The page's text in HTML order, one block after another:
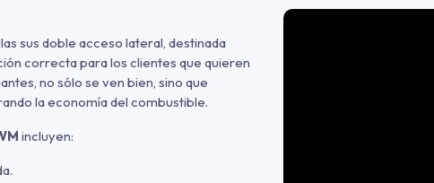
sus doble acceso lateral, destinada
correcta para los clientes que quieren
no sólo se ven bien, sino que
la economía del combustible.
incluyen: